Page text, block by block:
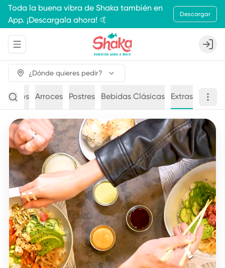
Toda la buena vibra de Shaka también en
App. ¡Descargala ahora! 🤙
Descargar
Abrir menu de navegación Login
¿Dónde quieres pedir?
Fideos Arroces Postres Bebidas Clásicas Extras